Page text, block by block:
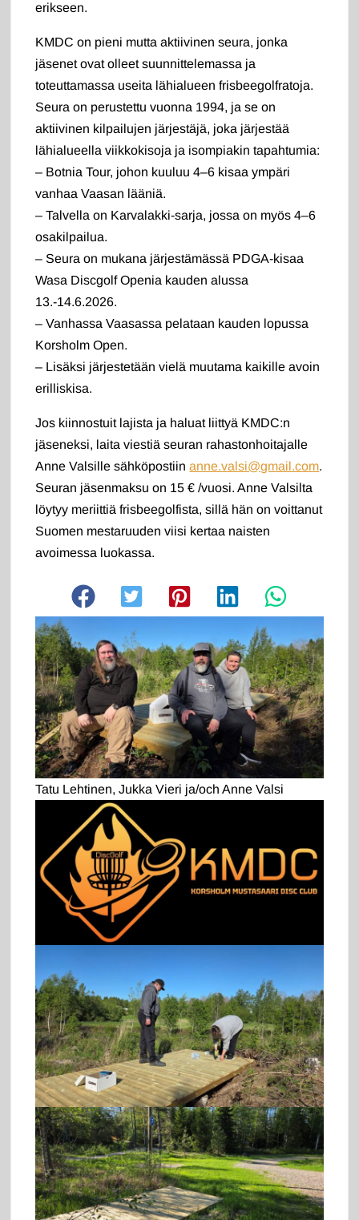
erikseen.
KMDC on pieni mutta aktiivinen seura, jonka
jäsenet ovat olleet suunnittelemassa ja
toteuttamassa useita lähialueen frisbeegolfratoja.
Seura on perustettu vuonna 1994, ja se on
aktiivinen kilpailujen järjestäjä, joka järjestää
lähialueella viikkokisoja ja isompiakin tapahtumia:
– Botnia Tour, johon kuuluu 4–6 kisaa ympäri
vanhaa Vaasan lääniä.
– Talvella on Karvalakki-sarja, jossa on myös 4–6
osakilpailua.
– Seura on mukana järjestämässä PDGA-kisaa
Wasa Discgolf Openia kauden alussa
13.-14.6.2026.
– Vanhassa Vaasassa pelataan kauden lopussa
Korsholm Open.
– Lisäksi järjestetään vielä muutama kaikille avoin
erilliskisa.
Jos kiinnostuit lajista ja haluat liittyä KMDC:n
jäseneksi, laita viestiä seuran rahastonhoitajalle
Anne Valsille sähköpostiinanne.valsi@gmail.com.
Seuran jäsenmaksu on 15 € /vuosi. Anne Valsilta
löytyy meriittiä frisbeegolfista, sillä hän on voittanut
Suomen mestaruuden viisi kertaa naisten
avoimessa luokassa.
Tatu Lehtinen, Jukka Vieri ja/och Anne Valsi